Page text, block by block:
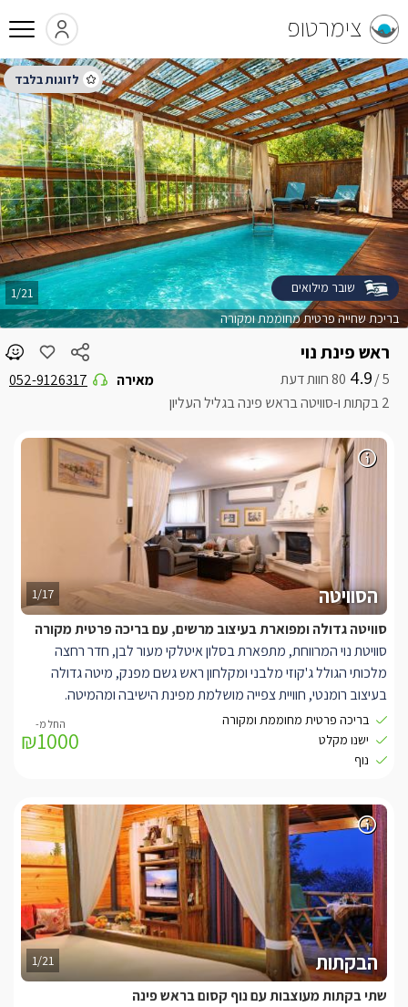
צימרטופ
ראש פינת נוי
5 /
4.9
2 בקתות ו-סוויטה בראש פינה בגליל העליון
מאירה 052-9126317
בריכת שחייה פרטית מחוממת ומקורה
1/21 שובר מילואים
1/21 הבקתות
שתי בקתות מעוצבות עם נוף קסום בראש פינה
1/17 הסוויטה
סוויטה גדולה ומפוארת בעיצוב מרשים, עם בריכה פרטית מקורה
סוויטת נוי המרווחת, מתפארת בסלון איטלקי מעור לבן, חדר רחצה
מלכותי הגולל ג'קוזי מלבני ומקלחון ראש גשם מפנק, מיטה גדולה
בעיצוב רומנטי, חוויית צפייה מושלמת מפינת הישיבה ומהמיטה.
לרשותכם מכונת קפה, קמין בייבוא אישי מצרפת לחורף מפנק ומיזוג
אוויר חזק ומעולה לקיץ אוורירי. לסוויטה יציאה אל מרפסת דק מקורה ובה
פינות ישיבה וברביקיו לצד בריכה פרטית צמודה לאורחי הסוויטה בלבד
בריכה פרטית מחוממת ומקורה
ישנו מקלט
נוף
₪1000